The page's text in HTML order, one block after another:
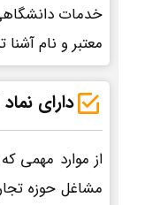
خدمات
معتبر و نام
دارای
از موارد مهمی
مشاغل حوزه